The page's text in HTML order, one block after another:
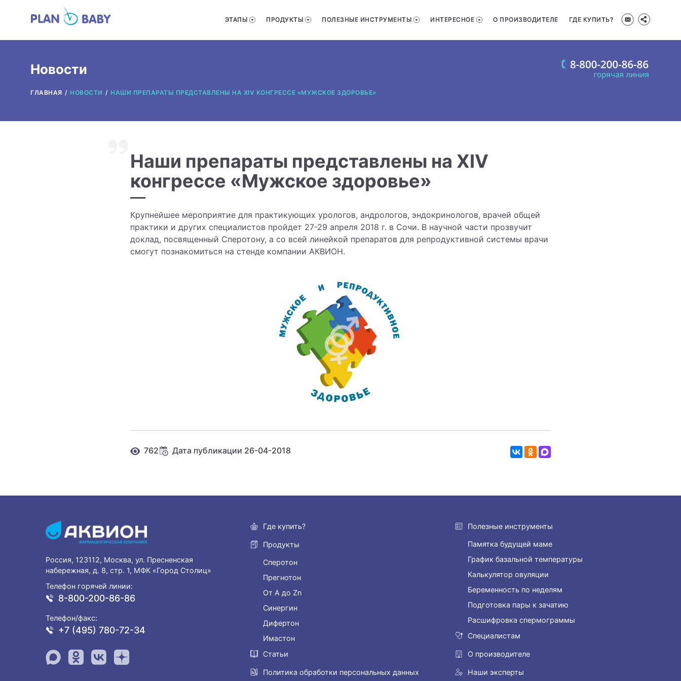
ЭТАПЫ ПРОДУКТЫ ПОЛЕЗНЫЕ ИНСТРУМЕНТЫ ИНТЕРЕСНОЕ О ПРОИЗВОДИТЕЛЕ ГДЕ КУПИТЬ?
Новости
ГЛАВНАЯ НОВОСТИ НАШИ ПРЕПАРАТЫ ПРЕДСТАВЛЕНЫ НА XIV КОНГРЕССЕ «МУЖСКОЕ ЗДОРОВЬЕ»
Наши препараты представлены на XIV
конгрессе «Мужское здоровье»
Крупнейшее мероприятие для практикующих урологов, андрологов, эндокринологов, врачей общей
практики и других специалистов пройдет 27-29 апреля 2018 г. в Сочи. В научной части прозвучит
доклад, посвященный Сперотону, а со всей линейкой препаратов для репродуктивной системы врачи
смогут познакомиться на стенде компании АКВИОН.
762 Дата публикации 26-04-2018
Россия, 123112, Москва, ул. Пресненская
набережная, д. 8, стр. 1, МФК «Город Столиц»
Телефон горячей линии:
8-800-200-86-86
Телефон/факс:
+7 (495) 780-72-34
Где купить?
Продукты
Сперотон
Прегнотон
От А до Zn
Синергин
Дифертон
Имастон
Статьи
Политика обработки персональных данных
Полезные инструменты
Памятка будущей маме
График базальной температуры
Калькулятор овуляции
Беременность по неделям
Подготовка пары к зачатию
Расшифровка спермограммы
Специалистам
О производителе
Наши эксперты